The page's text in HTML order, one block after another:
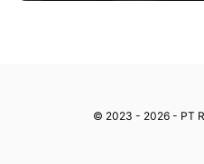
© 2023 - 2026 - PT